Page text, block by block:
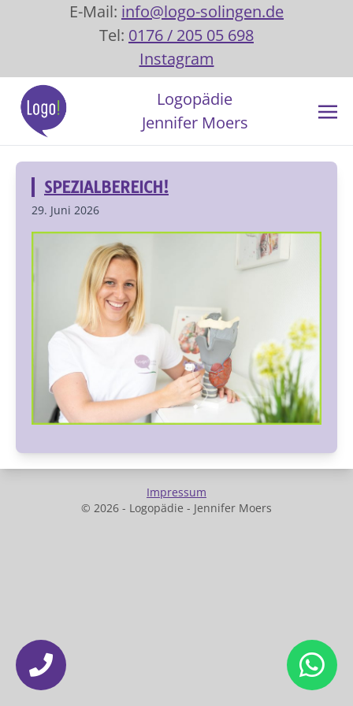
E-Mail: info@logo-solingen.de
Tel: 0176 / 205 05 698
Instagram
Logopädie
Jennifer Moers
SPEZIALBEREICH!
29. Juni 2026
Impressum
© 2026 - Logopädie - Jennifer Moers